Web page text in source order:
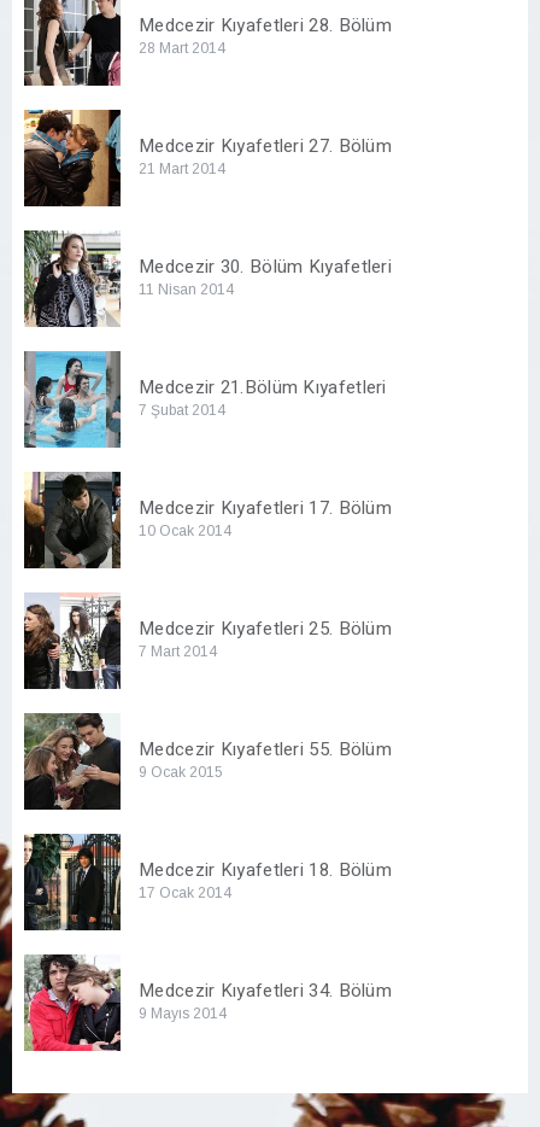
Medcezir Kıyafetleri 28. Bölüm
28 Mart 2014
Medcezir Kıyafetleri 27. Bölüm
21 Mart 2014
Medcezir 30. Bölüm Kıyafetleri
11 Nisan 2014
Medcezir 21.Bölüm Kıyafetleri
7 Şubat 2014
Medcezir Kıyafetleri 17. Bölüm
10 Ocak 2014
Medcezir Kıyafetleri 25. Bölüm
7 Mart 2014
Medcezir Kıyafetleri 55. Bölüm
9 Ocak 2015
Medcezir Kıyafetleri 18. Bölüm
17 Ocak 2014
Medcezir Kıyafetleri 34. Bölüm
9 Mayıs 2014